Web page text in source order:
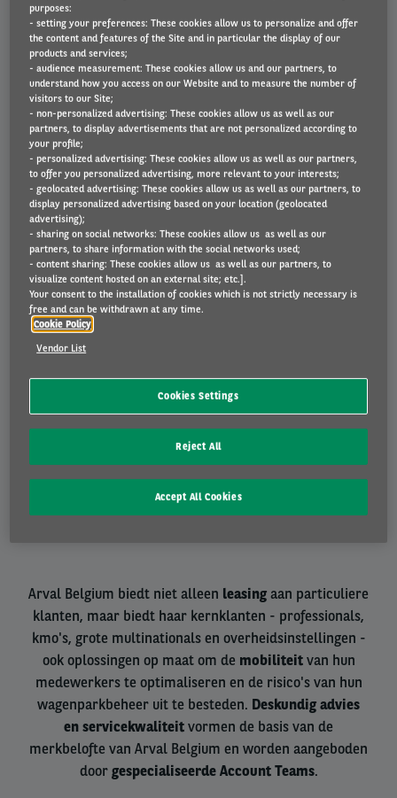
Alle voordelen van een leasewagen als particulier
Mobility Management
Van auto naar mobieler met Arval
Tweedehands
Brede selectie van snel beschikbare wagens
Arval Belgium biedt niet alleen leasing aan particuliere
klanten, maar biedt haar kernklanten - professionals,
kmo's, grote multinationals en overheidsinstellingen -
ook oplossingen op maat om de mobiliteitvan hun
medewerkers te optimaliseren en de risico's van hun
wagenparkbeheer uit te besteden. Deskundig advies
en servicekwaliteit vormen de basis van de
merkbelofte van Arval Belgium en worden aangeboden
door gespecialiseerde Account Teams.
purposes:
- setting your preferences: These cookies allow us to personalize and offer
the content and features of the Site and in particular the display of our
products and services;
- audience measurement: These cookies allow us and our partners, to
understand how you access on our Website and to measure the number of
visitors to our Site;
- non-personalized advertising: These cookies allow us as well as our
partners, to display advertisements that are not personalized according to
your profile;
- personalized advertising: These cookies allow us as well as our partners,
to offer you personalized advertising, more relevant to your interests;
- geolocated advertising: These cookies allow us as well as our partners, to
display personalized advertising based on your location (geolocated
advertising);
- sharing on social networks: These cookies allow us as well as our
partners, to share information with the social networks used;
- content sharing: These cookies allow us as well as our partners, to
visualize content hosted on an external site; etc.].
Your consent to the installation of cookies which is not strictly necessary is
free and can be withdrawn at any time.
Cookie Policy
Vendor List
Cookies Settings
Reject All
Accept All Cookies